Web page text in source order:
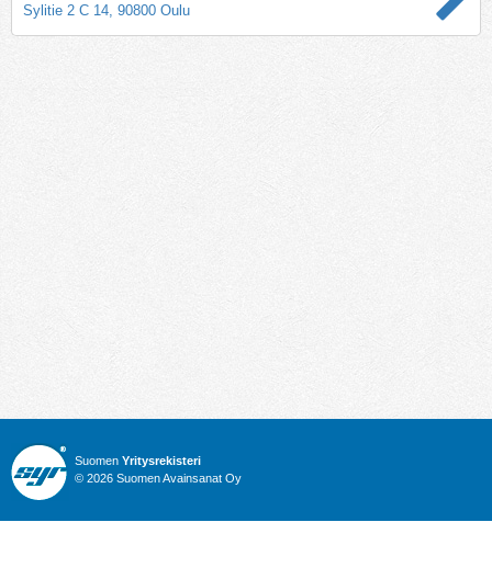
Sylitie 2 C 14, 90800 Oulu
Suomen Yritysrekisteri
© 2026 Suomen Avainsanat Oy